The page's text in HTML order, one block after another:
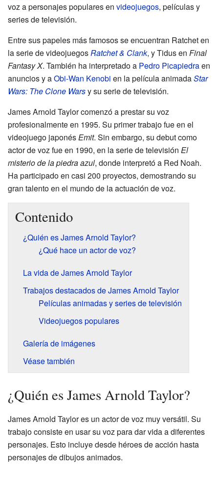
voz a personajes populares en videojuegos, películas y
series de televisión.
Entre sus papeles más famosos se encuentran Ratchet en
la serie de videojuegosRatchet & Clank, y Tidus en Final
Fantasy X. También ha interpretado a Pedro Picapiedraen
anuncios y aObi-Wan Kenobi en la película animadaStar
Wars: The Clone Warsy su serie de televisión.
James Arnold Taylor comenzó a prestar su voz
profesionalmente en 1995. Su primer trabajo fue en el
videojuego japonésEmit. Sin embargo, su debut como
actor de voz fue en 1990, en la serie de televisión El
misterio de la piedra azul, donde interpretó a Red Noah.
Ha participado en casi 200 proyectos, demostrando su
gran talento en el mundo de la actuación de voz.
Contenido
¿Quién es James Arnold Taylor?
¿Qué hace un actor de voz?
La vida de James Arnold Taylor
Trabajos destacados de James Arnold Taylor
Películas animadas y series de televisión
Videojuegos populares
Galería de imágenes
Véase también
¿Quién es James Arnold Taylor?
James Arnold Taylor es un actor de voz muy versátil. Su
trabajo consiste en usar su voz para dar vida a diferentes
personajes. Esto incluye desde héroes de acción hasta
personajes de dibujos animados.